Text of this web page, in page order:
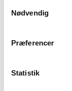
Nødvendig
Præferencer
Statistik